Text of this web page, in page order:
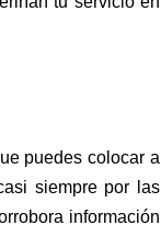
puedes colocar a
siempre por las
información